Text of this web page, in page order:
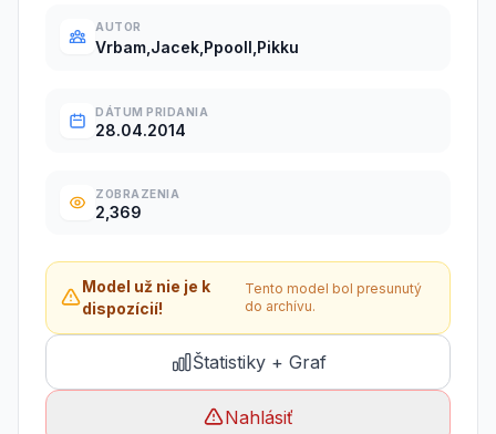
AUTOR
Vrbam,Jacek,Ppooll,Pikku
DÁTUM PRIDANIA
28.04.2014
ZOBRAZENIA
2,369
Model už nie je k
dispozícií!
Tento model bol presunutý
do archívu.
Štatistiky + Graf
Nahlásiť